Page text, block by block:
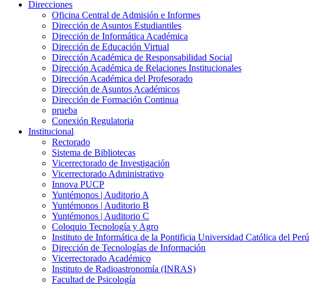
Direcciones
Oficina Central de Admisión e Informes
Dirección de Asuntos Estudiantiles
Dirección de Informática Académica
Dirección de Educación Virtual
Dirección Académica de Responsabilidad Social
Dirección Académica de Relaciones Institucionales
Dirección Académica del Profesorado
Dirección de Asuntos Académicos
Dirección de Formación Continua
prueba
Conexión Regulatoria
Institucional
Rectorado
Sistema de Bibliotecas
Vicerrectorado de Investigación
Vicerrectorado Administrativo
Innova PUCP
Yuntémonos | Auditorio A
Yuntémonos | Auditorio B
Yuntémonos | Auditorio C
Coloquio Tecnología y Agro
Instituto de Informática de la Pontificia Universidad Católica del Perú
Dirección de Tecnologías de Información
Vicerrectorado Académico
Instituto de Radioastronomía (INRAS)
Facultad de Psicología